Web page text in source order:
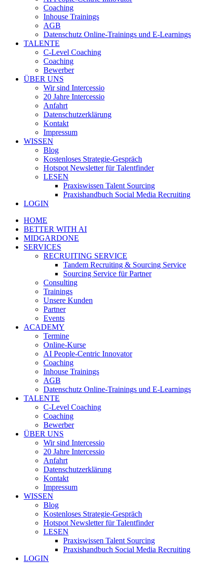
Coaching
Inhouse Trainings
AGB
Datenschutz Online-Trainings und E-Learnings
TALENTE
C-Level Coaching
Coaching
Bewerber
ÜBER UNS
Wir sind Intercessio
20 Jahre Intercessio
Anfahrt
Datenschutzerklärung
Kontakt
Impressum
WISSEN
Blog
Kostenloses Strategie-Gespräch
Hotspot Newsletter für Talentfinder
LESEN
Praxiswissen Talent Sourcing
Praxishandbuch Social Media Recruiting
LOGIN
HOME
BETTER WITH AI
MIDGARDONE
SERVICES
RECRUITING SERVICE
Tandem Recruiting & Sourcing Service
Sourcing Service für Partner
Consulting
Trainings
Unsere Kunden
Partner
Events
ACADEMY
Termine
Online-Kurse
AI People-Centric Innovator
Coaching
Inhouse Trainings
AGB
Datenschutz Online-Trainings und E-Learnings
TALENTE
C-Level Coaching
Coaching
Bewerber
ÜBER UNS
Wir sind Intercessio
20 Jahre Intercessio
Anfahrt
Datenschutzerklärung
Kontakt
Impressum
WISSEN
Blog
Kostenloses Strategie-Gespräch
Hotspot Newsletter für Talentfinder
LESEN
Praxiswissen Talent Sourcing
Praxishandbuch Social Media Recruiting
LOGIN